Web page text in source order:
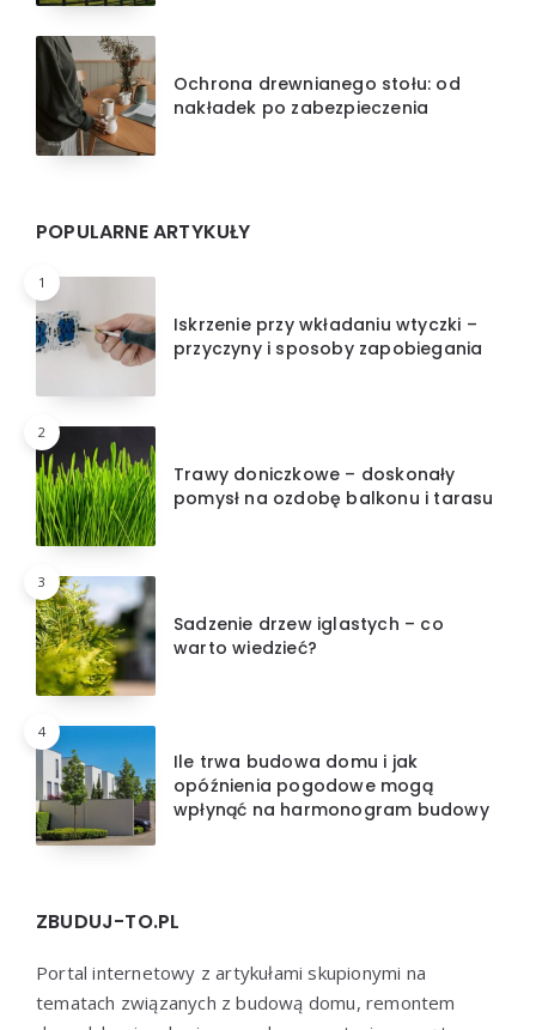
Ochrona drewnianego stołu: od
nakładek po zabezpieczenia
POPULARNE ARTYKUŁY
1
Iskrzenie przy wkładaniu wtyczki –
przyczyny i sposoby zapobiegania
2
Trawy doniczkowe – doskonały
pomysł na ozdobę balkonu i tarasu
3
Sadzenie drzew iglastych – co
warto wiedzieć?
4
Ile trwa budowa domu i jak
opóźnienia pogodowe mogą
wpłynąć na harmonogram budowy
ZBUDUJ-TO.PL
Portal internetowy z artykułami skupionymi na
tematach związanych z budową domu, remontem